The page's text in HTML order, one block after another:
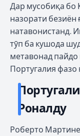
Дар мусобиқа бо
назорати безиён
натавонистанд.
тӯп ба кушода
метавонад
Португалия фазо
Роналду
Роберто